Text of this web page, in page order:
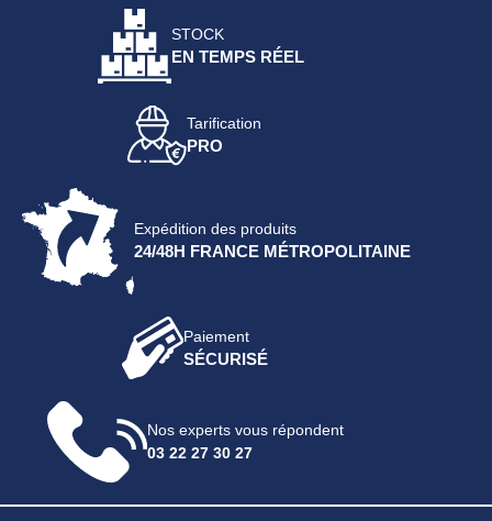
STOCK
EN TEMPS RÉEL
Tarification
PRO
Expédition des produits
24/48H FRANCE MÉTROPOLITAINE
Paiement
SÉCURISÉ
Nos experts vous répondent
03 22 27 30 27